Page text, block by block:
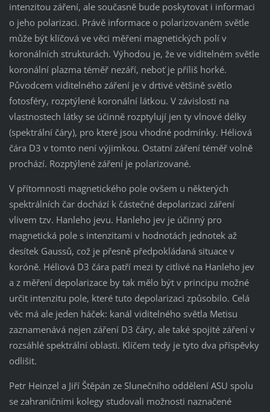
intenzitou záření, ale současně bude poskytovat i informaci
o jeho polarizaci. Právě informace o polarizovaném světle
může být klíčová ve věci měření magnetických polí v
koronálních strukturách. Výhodou je, že ve viditelném světle
koronální plazma téměř nezáří, neboť je příliš horké.
Původcem viditelného záření je v drtivé většině světlo
fotosféry, rozptýlené koronální látkou. V závislosti na
vlastnostech látky se účinně rozptylují jen ty vlnové délky
(spektrální čáry), pro které jsou vhodné podmínky. Héliová
čára D3 v tomto není výjimkou. Ostatní záření téměř volně
prochází. Rozptýlené záření je polarizované.
V přítomnosti magnetického pole ovšem u některých
spektrálních čar dochází k částečné depolarizaci záření
vlivem tzv. Hanleho jevu. Hanleho jev je účinný pro
magnetická pole s intenzitami v hodnotách jednotek až
desítek Gaussů, což je přesně předpokládaná situace v
koróně. Héliová D3 čára patří mezi ty citlivé na Hanleho jev
a z měření depolarizace by tak mělo být v principu možné
určit intenzitu pole, které tuto depolarizaci způsobilo. Celá
věc má ale jeden háček: kanál viditelného světla Metisu
zaznamenává nejen záření D3 čáry, ale také spojité záření v
rozsáhlé spektrální oblasti. Klíčem tedy je tyto dva příspěvky
odlišit.
Petr Heinzel a Jiří Štěpán ze Slunečního oddělení ASU spolu
se zahraničními kolegy studovali možnosti naznačené